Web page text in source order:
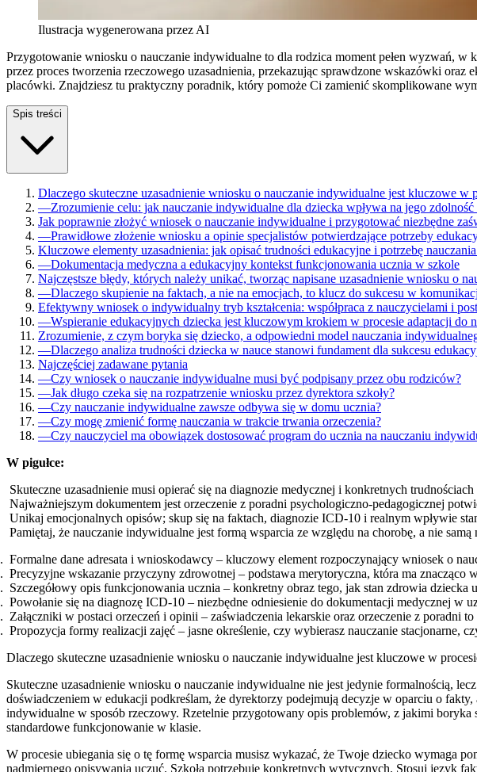
Ilustracja wygenerowana przez AI
Przygotowanie wniosku o nauczanie indywidualne to dla rodzica moment pełen wyzwań,
przez proces tworzenia rzeczowego uzasadnienia, przekazując sprawdzone wskazówki
placówki. Znajdziesz tu praktyczny poradnik, który pomoże Ci zamienić skomplikowane
Spis treści
Dlaczego skuteczne uzasadnienie wniosku o nauczanie indywidualne jest kluczowe w
—Zrozumienie celu: jak nauczanie indywidualne dla dziecka wpływa na jego
Jak poprawnie złożyć wniosek o nauczanie indywidualne i przygotować niezbędne
—Prawidłowe złożenie wniosku a opinie specjalistów potwierdzające potrzeby
Kluczowe elementy uzasadnienia: jak opisać trudności edukacyjne i potrzebę
—Dokumentacja medyczna a edukacyjny kontekst funkcjonowania ucznia w szkole
Najczęstsze błędy, których należy unikać, tworząc napisane uzasadnienie wniosku o
—Dlaczego skupienie na faktach, a nie na emocjach, to klucz do sukcesu w
Efektywny wniosek o indywidualny tryb kształcenia: współpraca z nauczycielami i
—Wspieranie edukacyjnych dziecka jest kluczowym krokiem w procesie adaptacji do
Zrozumienie, z czym boryka się dziecko, a odpowiedni model nauczania
—Dlaczego analiza trudności dziecka w nauce stanowi fundament dla sukcesu
Najczęściej zadawane pytania
—Czy wniosek o nauczanie indywidualne musi być podpisany przez obu rodziców?
—Jak długo czeka się na rozpatrzenie wniosku przez dyrektora szkoły?
—Czy nauczanie indywidualne zawsze odbywa się w domu ucznia?
—Czy mogę zmienić formę nauczania w trakcie trwania orzeczenia?
—Czy nauczyciel ma obowiązek dostosować program do ucznia na nauczaniu
W pigułce:
Skuteczne uzasadnienie musi opierać się na diagnozie medycznej i konkretnych
Najważniejszym dokumentem jest orzeczenie z poradni psychologiczno-pedagogicznej
Unikaj emocjonalnych opisów; skup się na faktach, diagnozie ICD-10 i realnym wpływie
Pamiętaj, że nauczanie indywidualne jest formą wsparcia ze względu na chorobę, a nie samą
Formalne dane adresata i wnioskodawcy – kluczowy element rozpoczynający wniosek o
Precyzyjne wskazanie przyczyny zdrowotnej – podstawa merytoryczna, która ma znacząco
Szczegółowy opis funkcjonowania ucznia – konkretny obraz tego, jak stan zdrowia dziecka
Powołanie się na diagnozę ICD-10 – niezbędne odniesienie do dokumentacji medycznej w
Załączniki w postaci orzeczeń i opinii – zaświadczenia lekarskie oraz orzeczenie z poradni
Propozycja formy realizacji zajęć – jasne określenie, czy wybierasz nauczanie stacjonarne,
Dlaczego skuteczne uzasadnienie wniosku o nauczanie indywidualne jest kluczowe w
Skuteczne uzasadnienie wniosku o nauczanie indywidualne nie jest jedynie formalnością,
doświadczeniem w edukacji podkreślam, że dyrektorzy podejmują decyzje w oparciu o
indywidualne w sposób rzeczowy. Rzetelnie przygotowany opis problemów, z jakimi
standardowe funkcjonowanie w klasie.
W procesie ubiegania się o tę formę wsparcia musisz wykazać, że Twoje dziecko wymaga
nadmiernego opisywania uczuć. Szkoła potrzebuje konkretnych wytycznych. Stosuj język